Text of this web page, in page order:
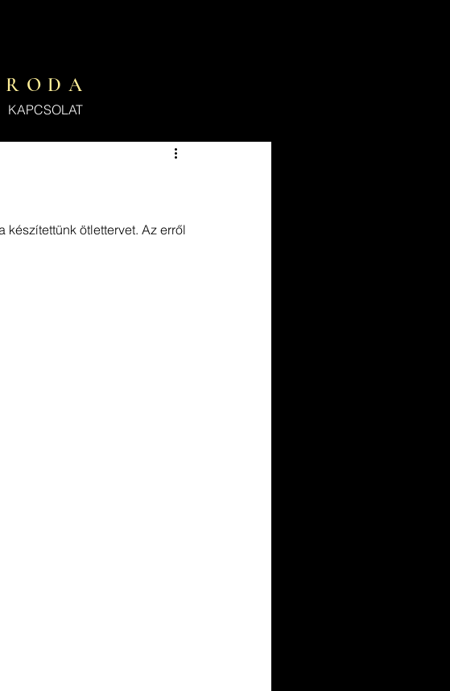
O D A
KAPCSOLAT
ötlettervet. Az erről